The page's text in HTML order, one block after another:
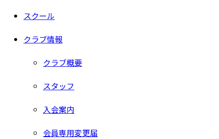
スクール
クラブ情報
クラブ概要
スタッフ
入会案内
会員専用変更届